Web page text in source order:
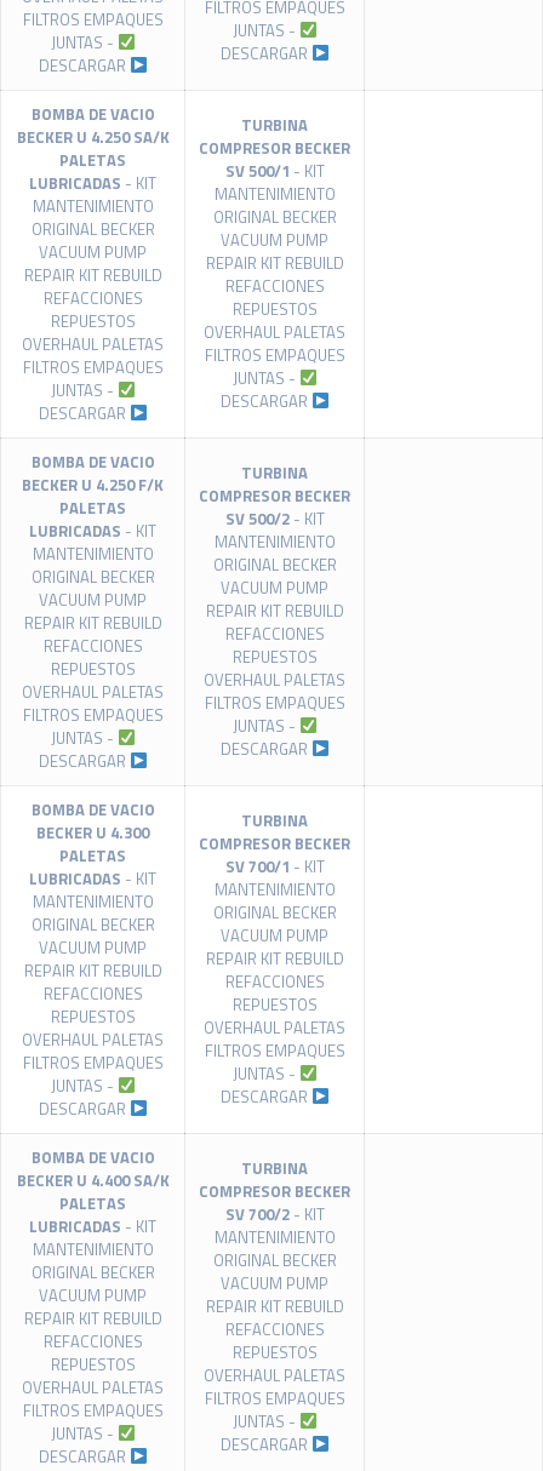
FILTROS EMPAQUES
JUNTAS -
DESCARGAR
FILTROS EMPAQUES
JUNTAS -
DESCARGAR
BOMBA DE VACIO
BECKER U 4.250 SA/K
PALETAS
LUBRICADAS - KIT
MANTENIMIENTO
ORIGINAL BECKER
VACUUM PUMP
REPAIR KIT REBUILD
REFACCIONES
REPUESTOS
OVERHAUL PALETAS
FILTROS EMPAQUES
JUNTAS -
DESCARGAR
TURBINA
COMPRESOR BECKER
SV 500/1 - KIT
MANTENIMIENTO
ORIGINAL BECKER
VACUUM PUMP
REPAIR KIT REBUILD
REFACCIONES
REPUESTOS
OVERHAUL PALETAS
FILTROS EMPAQUES
JUNTAS -
DESCARGAR
BOMBA DE VACIO
BECKER U 4.250 F/K
PALETAS
LUBRICADAS - KIT
MANTENIMIENTO
ORIGINAL BECKER
VACUUM PUMP
REPAIR KIT REBUILD
REFACCIONES
REPUESTOS
OVERHAUL PALETAS
FILTROS EMPAQUES
JUNTAS -
DESCARGAR
TURBINA
COMPRESOR BECKER
SV 500/2- KIT
MANTENIMIENTO
ORIGINAL BECKER
VACUUM PUMP
REPAIR KIT REBUILD
REFACCIONES
REPUESTOS
OVERHAUL PALETAS
FILTROS EMPAQUES
JUNTAS -
DESCARGAR
BOMBA DE VACIO
BECKER U 4.300
PALETAS
LUBRICADAS - KIT
MANTENIMIENTO
ORIGINAL BECKER
VACUUM PUMP
REPAIR KIT REBUILD
REFACCIONES
REPUESTOS
OVERHAUL PALETAS
FILTROS EMPAQUES
JUNTAS -
DESCARGAR
TURBINA
COMPRESOR BECKER
SV 700/1 - KIT
MANTENIMIENTO
ORIGINAL BECKER
VACUUM PUMP
REPAIR KIT REBUILD
REFACCIONES
REPUESTOS
OVERHAUL PALETAS
FILTROS EMPAQUES
JUNTAS -
DESCARGAR
BOMBA DE VACIO
BECKER U 4.400 SA/K
PALETAS
LUBRICADAS - KIT
MANTENIMIENTO
ORIGINAL BECKER
VACUUM PUMP
REPAIR KIT REBUILD
REFACCIONES
REPUESTOS
OVERHAUL PALETAS
FILTROS EMPAQUES
JUNTAS -
DESCARGAR
TURBINA
COMPRESOR BECKER
SV 700/2 - KIT
MANTENIMIENTO
ORIGINAL BECKER
VACUUM PUMP
REPAIR KIT REBUILD
REFACCIONES
REPUESTOS
OVERHAUL PALETAS
FILTROS EMPAQUES
JUNTAS -
DESCARGAR